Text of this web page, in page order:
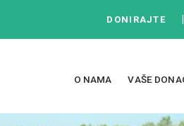
DONIRAJTE
O NAMA VAŠE